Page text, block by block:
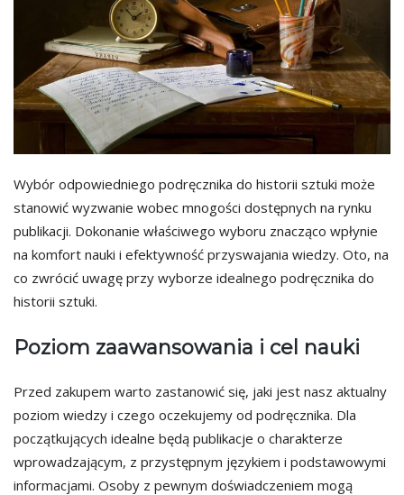
Wybór odpowiedniego podręcznika do historii sztuki może
stanowić wyzwanie wobec mnogości dostępnych na rynku
publikacji. Dokonanie właściwego wyboru znacząco wpłynie
na komfort nauki i efektywność przyswajania wiedzy. Oto, na
co zwrócić uwagę przy wyborze idealnego podręcznika do
historii sztuki.
Poziom zaawansowania i cel nauki
Przed zakupem warto zastanowić się, jaki jest nasz aktualny
poziom wiedzy i czego oczekujemy od podręcznika. Dla
początkujących idealne będą publikacje o charakterze
wprowadzającym, z przystępnym językiem i podstawowymi
informacjami. Osoby z pewnym doświadczeniem mogą